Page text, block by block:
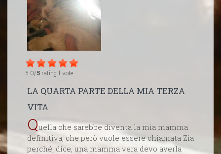
5.0/5rating 1 vote
LA QUARTA PARTE DELLA MIA TERZA
VITA
Quella che sarebbe diventa la mia mamma
definitiva, che però vuole essere chiamata Zia
perché, dice, una mamma vera devo averla